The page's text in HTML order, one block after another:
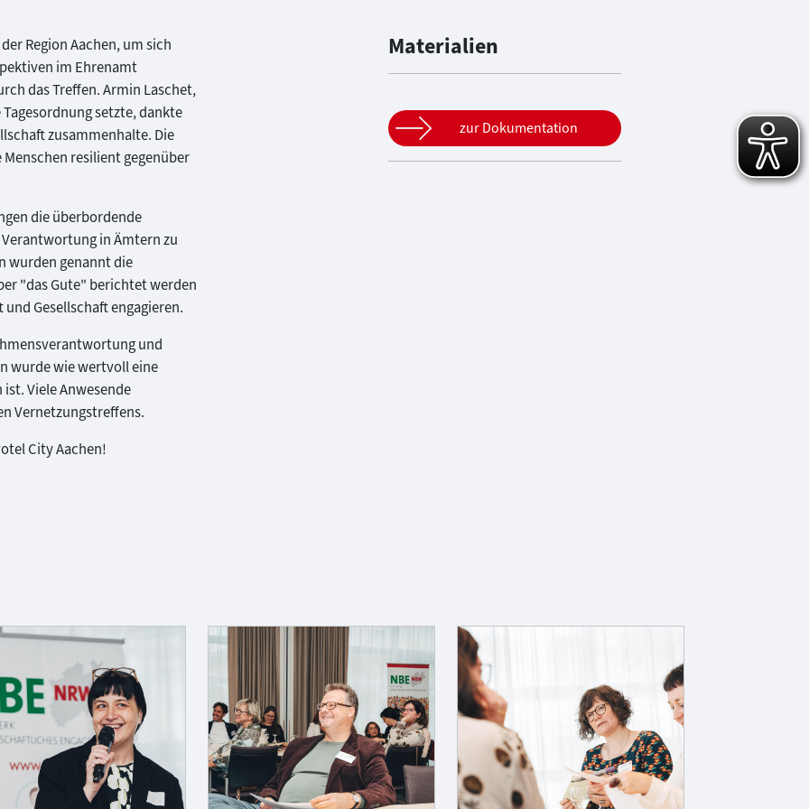
Region Aachen, um sich
im Ehrenamt
das Treffen. Armin Laschet,
setzte, dankte
zusammenhalte. Die
resilient gegenüber
die überbordende
in Ämtern zu
wurden genannt die
"das Gute" berichtet werden
Gesellschaft engagieren.
und
wurde wie wertvoll eine
Viele Anwesende
Vernetzungstreffens.
City Aachen!
Materialien
zur Dokumentation